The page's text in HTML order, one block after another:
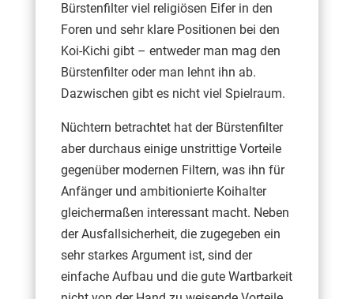
Bürstenfilter viel religiösen Eifer in den
Foren und sehr klare Positionen bei den
Koi-Kichi gibt – entweder man mag den
Bürstenfilter oder man lehnt ihn ab.
Dazwischen gibt es nicht viel Spielraum.
Nüchtern betrachtet hat der Bürstenfilter
aber durchaus einige unstrittige Vorteile
gegenüber modernen Filtern, was ihn für
Anfänger und ambitionierte Koihalter
gleichermaßen interessant macht. Neben
der Ausfallsicherheit, die zugegeben ein
sehr starkes Argument ist, sind der
einfache Aufbau und die gute Wartbarkeit